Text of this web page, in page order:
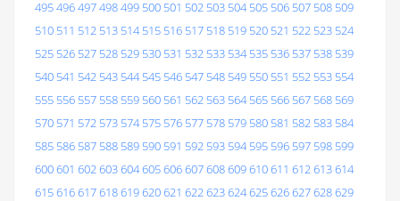
495496497498499 500 501 502 503 504 505 506 507 508 509
510 511 512 513 514 515 516 517 518 519 520 521 522 523 524
525 526 527 528 529 530 531 532 533 534 535 536 537 538 539
540 541 542 543 544 545 546 547 548 549 550 551 552 553 554
555 556 557 558 559 560 561 562 563 564 565 566 567 568 569
570 571 572 573 574 575 576 577 578 579 580 581 582 583 584
585 586 587 588 589 590 591 592 593 594 595 596 597 598 599
600601 602603604605606607608609610611 612613614
615616617618619620621 622623624625626627628629